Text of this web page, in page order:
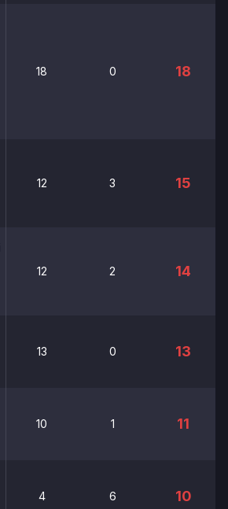
18 0 18
12 3 15
12 2 14
13 0 13
10 1 11
4 6 10